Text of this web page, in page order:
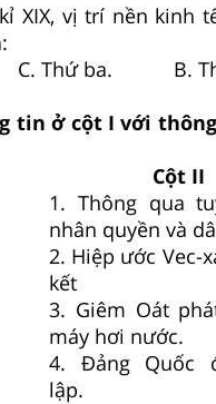
XIX, vị trí nền kinh
C. Thứ ba. B.
tin ở cột I với
Cột II
1. Thông qua
nhân quyền và
2. Hiệp ước Vec-
kết
3. Giêm Oát
máy hơi nước.
4. Đảng Quốc
lập.